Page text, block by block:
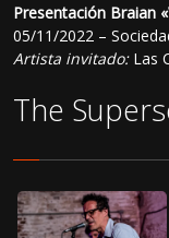
Presentación Braian
05/11/2022 –
Artista invitado:Las
The